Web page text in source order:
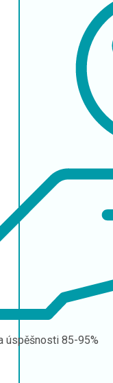
úspěšnosti 85-95%